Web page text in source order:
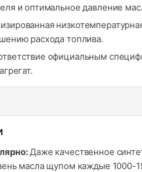
и оптимальное давление
расхода топлива.
официальным
Даже качественное
масла щупом каждые